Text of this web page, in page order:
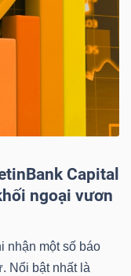
Capital
ngoại vươn
nhận một số báo
Nổi bật nhất là